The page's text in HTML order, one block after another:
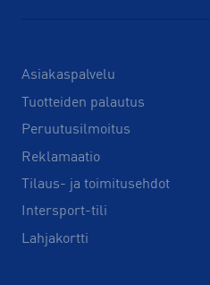
Asiakaspalvelu
Tuotteiden palautus
Peruutusilmoitus
Reklamaatio
Tilaus- ja toimitusehdot
Intersport-tili
Lahjakortti